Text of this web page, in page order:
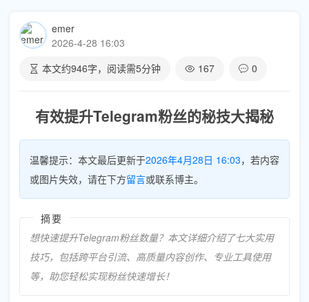
emer
2026-4-28 16:03
本文约946字，阅读需5分钟 167 0
有效提升Telegram粉丝的秘技大揭秘
温馨提示：本文最后更新于2026年4月28日 16:03，若内容
或图片失效，请在下方留言或联系博主。
摘要
想快速提升Telegram粉丝数量？本文详细介绍了七大实用
技巧，包括跨平台引流、高质量内容创作、专业工具使用
等，助您轻松实现粉丝快速增长！